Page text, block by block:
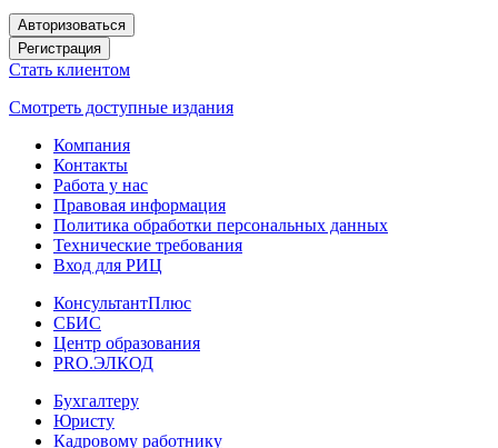
Авторизоваться
Регистрация
Стать клиентом
Смотреть доступные издания
Компания
Контакты
Работа у нас
Правовая информация
Политика обработки персональных данных
Технические требования
Вход для РИЦ
КонсультантПлюс
СБИС
Центр образования
PRO.ЭЛКОД
Бухгалтеру
Юристу
Кадровому работнику